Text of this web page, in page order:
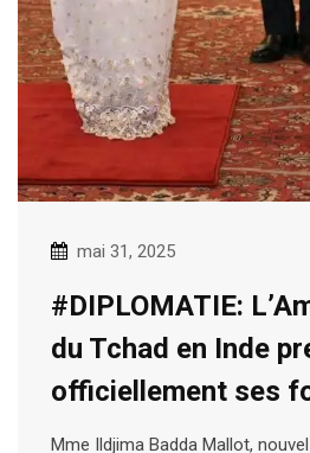
mai 31, 2025
#DIPLOMATIE:
du Tchad en Inde
officiellement ses
Mme Ildjima Badda Mallot,